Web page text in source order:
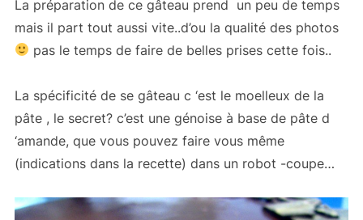
La préparation de ce gâteau prend un peu de temps
mais il part tout aussi vite..d’ou la qualité des photos
pas le temps de faire de belles prises cette fois..
La spécificité de se gâteau c ‘est le moelleux de la
pâte , le secret? c’est une génoise à base de pâte d
‘amande, que vous pouvez faire vous même
(indications dans la recette) dans un robot -coupe…